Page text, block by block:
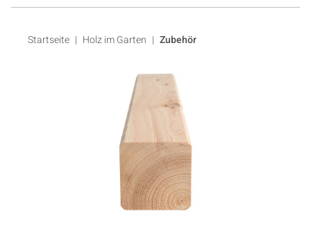
Startseite Holz im Garten | Zubehör